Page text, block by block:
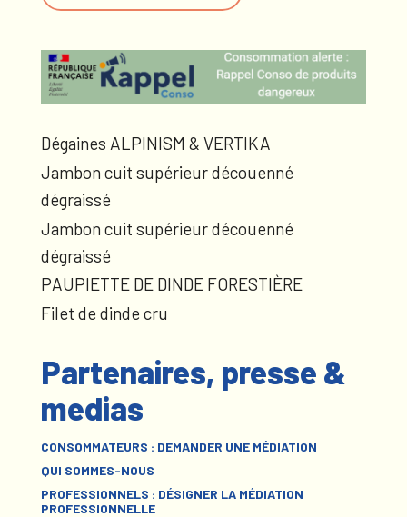
Dégaines ALPINISM & VERTIKA
Jambon cuit supérieur découenné
dégraissé
Jambon cuit supérieur découenné
dégraissé
PAUPIETTE DE DINDE FORESTIÈRE
Filet de dinde cru
Partenaires, presse &
medias
CONSOMMATEURS : DEMANDER UNE MÉDIATION
QUI SOMMES-NOUS
PROFESSIONNELS : DÉSIGNER LA MÉDIATION
PROFESSIONNELLE